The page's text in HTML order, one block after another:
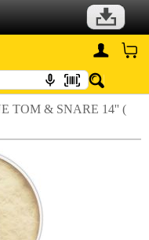
TOM & SNARE 14'' (